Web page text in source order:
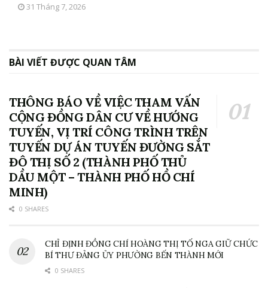
31 Tháng 7, 2026
BÀI VIẾT ĐƯỢC QUAN TÂM
THÔNG BÁO VỀ VIỆC THAM VẤN
CỘNG ĐỒNG DÂN CƯ VỀ HƯỚNG
TUYẾN, VỊ TRÍ CÔNG TRÌNH TRÊN
TUYẾN DỰ ÁN TUYẾN ĐƯỜNG SẮT
ĐÔ THỊ SỐ 2 (THÀNH PHỐ THỦ
DẦU MỘT – THÀNH PHỐ HỒ CHÍ
MINH)
0 SHARES
CHỈ ĐỊNH ĐỒNG CHÍ HOÀNG THỊ TỐ NGA GIỮ CHỨC
BÍ THƯ ĐẢNG ỦY PHƯỜNG BẾN THÀNH MỚI
0 SHARES